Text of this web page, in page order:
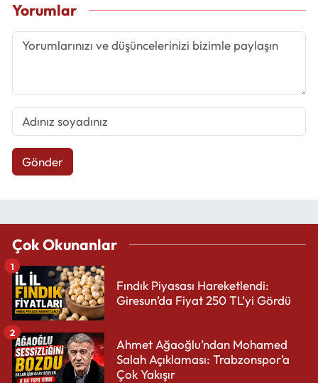
Yorumlar
Gönder
Çok Okunanlar
Fındık Piyasası Hareketlendi:
Giresun’da Fiyat 250 TL’yi Gördü
1
Ahmet Ağaoğlu’ndan Mohamed
Salah Açıklaması: Trabzonspor’a
Çok Yakışır
2